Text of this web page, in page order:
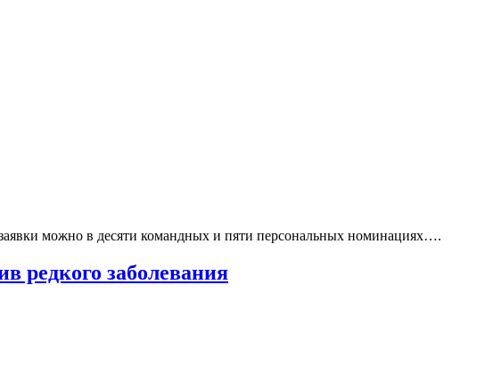
можно в десяти командных и пяти персональных номинациях….
редкого заболевания